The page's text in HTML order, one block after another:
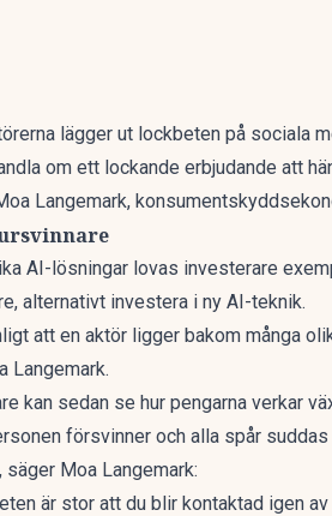
lägger ut lockbeten på sociala
om ett lockande erbjudande att
Langemark,
AI-lösningar lovas investerare
alternativt investera i ny AI-teknik.
att en aktör ligger bakom många
Langemark.
kan sedan se hur pengarna verkar
försvinner och alla spår
säger Moa Langemark:
är stor att du blir kontaktad igen